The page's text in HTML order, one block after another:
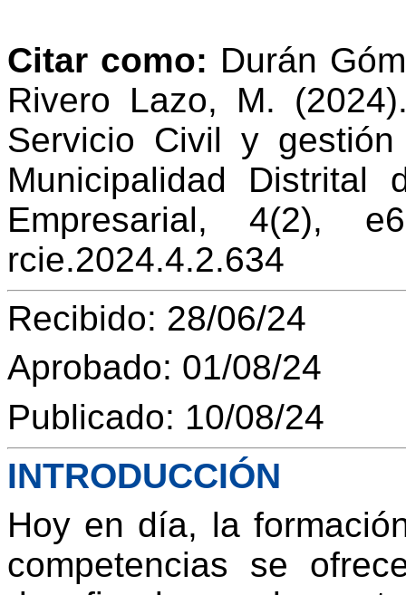
Citar como: Durán
Rivero Lazo, M.
Servicio Civil y
Municipalidad Distrital
Empresarial, 4(2),
rcie.2024.4.2.634
Recibido: 28/06/24
Aprobado: 01/08/24
Publicado: 10/08/24
INTRODUCCIÓN
Hoy en día, la
competencias se